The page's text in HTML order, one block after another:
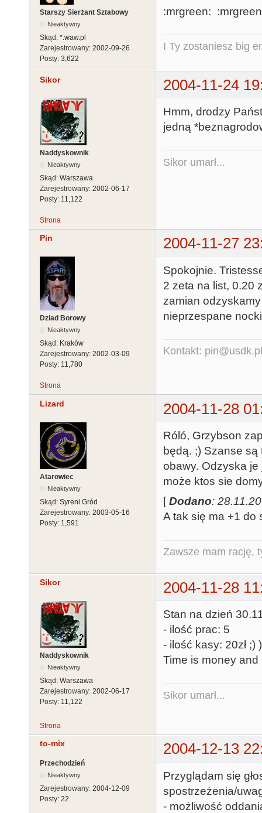
Starszy Sierżant Sztabowy
Nieaktywny
Skąd: *.waw.pl
Zarejestrowany: 2002-09-26
Posty: 3,622
:mrgreen:
I Ty zostaniesz big
Sikor 2004-11-24
Naddyskownik
Nieaktywny
Skąd: Warszawa
Zarejestrowany: 2002-06-17
Posty: 11,122
Hmm, drodzy
jedną
Sikor umarł...
Strona
Pin 2004-11-27
Dziad Borowy
Nieaktywny
Skąd: Kraków
Zarejestrowany: 2002-03-09
Posty: 11,780
Spokojnie.
2 zeta na list, 0.20
zamian
nieprzespane
Kontakt: pin@usdk.pl
Strona
Lizard 2004-11-28
Atarowiec
Nieaktywny
Skąd: Syreni Gród
Zarejestrowany: 2003-05-16
Posty: 1,591
Róló, Grzybson
będą. ;) Szanse są
obawy. Odzyska je
może ktos sie
[Dodano:
A tak się ma +1 do
Zawsze mam rację,
Sikor 2004-11-28
Naddyskownik
Nieaktywny
Skąd: Warszawa
Zarejestrowany: 2002-06-17
Posty: 11,122
Stan na dzień
- ilość prac: 5
- ilość kasy: 20zł ;)
Time is money
Sikor umarł...
Strona
to-mix 2004-12-13
Przechodzień
Nieaktywny
Zarejestrowany: 2004-12-09
Posty: 22
Przyglądam się
spostrzeżenia/
- możliwość